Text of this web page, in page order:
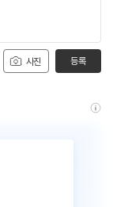
사진 등록